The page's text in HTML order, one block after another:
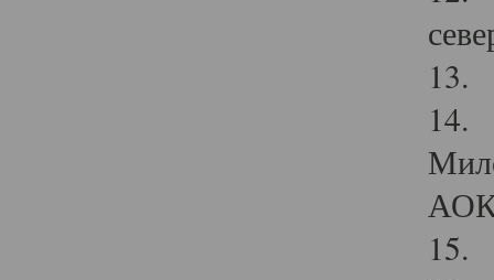
13.
14.
15.